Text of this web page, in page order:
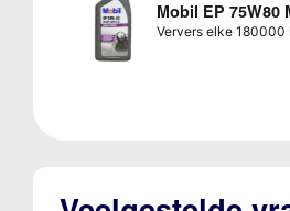
Mobil EP 75W80
Ververs elke 180000